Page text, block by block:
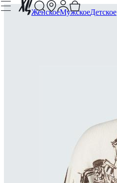
ЖенскоеМужскоеДетское